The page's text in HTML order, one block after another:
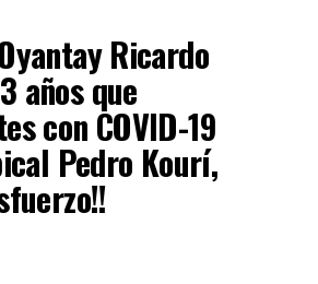
Ricardo
años que
con COVID-19
Pedro Kourí,